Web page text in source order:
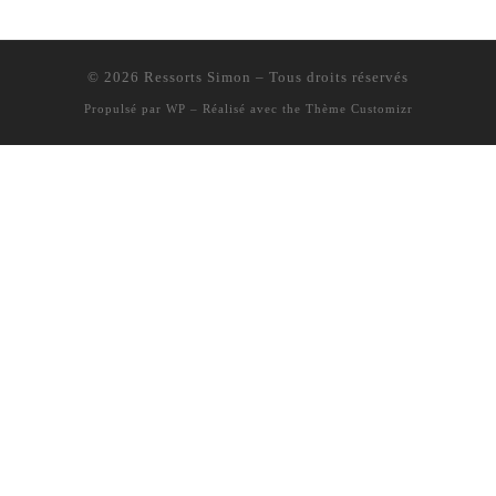
© 2026 Ressorts Simon – Tous droits réservés
Propulsé par WP – Réalisé avec the Thème Customizr